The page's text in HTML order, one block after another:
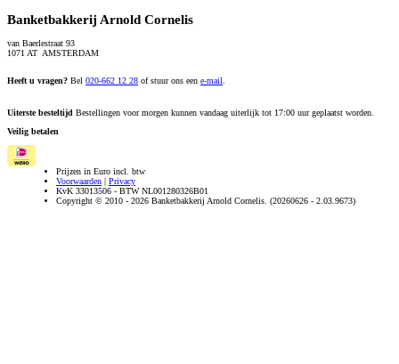
Banketbakkerij Arnold Cornelis
van Baerlestraat 93
1071 AT AMSTERDAM
Heeft u vragen? Bel 020-662 12 28 of stuur ons een e-mail.
Uiterste besteltijd Bestellingen voor morgen kunnen vandaag uiterlijk tot 17:00 uur geplaatst worden.
Veilig betalen
Prijzen in Euro incl. btw
Voorwaarden | Privacy
KvK 33013506 - BTW NL001280326B01
Copyright © 2010 - 2026 Banketbakkerij Arnold Cornelis. (20260626 - 2.03.9673)